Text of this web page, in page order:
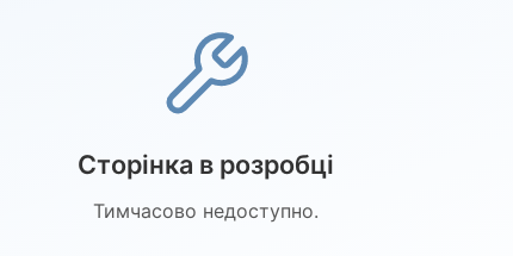
Сторінка в розробці
Тимчасово недоступно.